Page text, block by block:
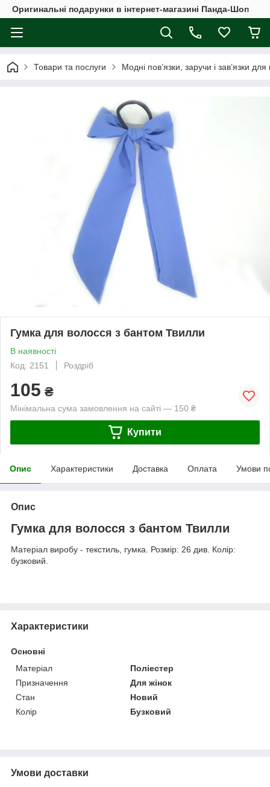
Оригинальні подарунки в інтернет-магазині Панда-Шоп
Товари та послуги Модні пов’язки, заручи і зав’язки
Гумка для волосся з бантом Твилли
В наявності
Код: 2151
Роздріб
105 ₴
Мінімальна сума замовлення на сайті — 150 ₴
Купити
Опис Характеристики Доставка Оплата Умови
Опис
Гумка для волосся з бантом Твилли
Матеріал виробу - текстиль, гумка. Розмір: 26 див. Колір:
бузковий.
Характеристики
Основні
Матеріал
Поліестер
Призначення
Для жінок
Стан
Новий
Колір
Бузковий
Умови доставки